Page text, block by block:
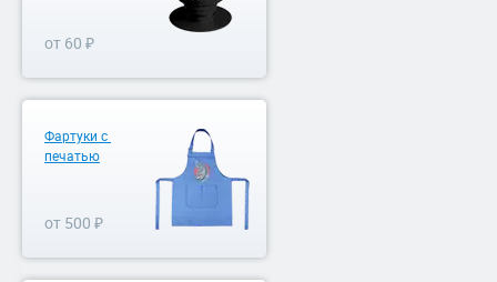
от 60 ₽
Фартуки с
печатью
от 500 ₽